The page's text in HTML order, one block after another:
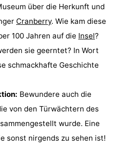
über die Herkunft und
Cranberry. Wie kam diese
100 Jahren auf die Insel?
sie geerntet? In Wort
schmackhafte Geschichte
Bewundere auch die
von den Türwächtern des
wurde. Eine
sonst nirgends zu sehen ist!